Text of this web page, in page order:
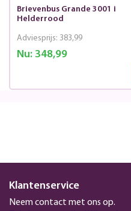
Brievenbus Grande 3001 i
Helderrood
Nu:348,99
Adviesprijs: 383,99
Klantenservice
Neem contact met ons op.